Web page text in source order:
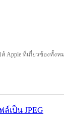
Apple ที่เกี่ยวข้องทั้ง